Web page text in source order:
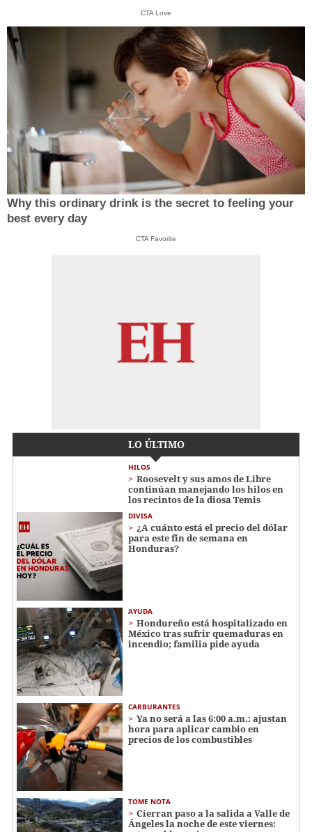
CTA Love
Why this ordinary drink is the secret to feeling your
best every day
CTA Favorite
LO ÚLTIMO
HILOS
Roosevelt y sus amos de Libre
continúan manejando los hilos en
los recintos de la diosa Temis
DIVISA
¿A cuánto está el precio del dólar
para este fin de semana en
Honduras?
AYUDA
Hondureño está hospitalizado en
México tras sufrir quemaduras en
incendio; familia pide ayuda
CARBURANTES
Ya no será a las 6:00 a.m.: ajustan
hora para aplicar cambio en
precios de los combustibles
TOME NOTA
Cierran paso a la salida a Valle de
Ángeles la noche de este viernes: